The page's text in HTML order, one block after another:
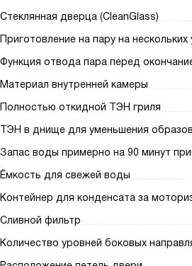
Стеклянная дверца (CleanGlass)
Приготовление на пару на
Функция отвода пара перед
Материал внутренней камеры
Полностью откидной ТЭН гриля
ТЭН в днище для уменьшения
Запас воды примерно на 90 минут
Ёмкость для свежей воды
Контейнер для конденсата за
Сливной фильтр
Количество уровней боковых